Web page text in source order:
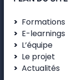
Formations
E-learnings
L’équipe
Le projet
Actualités